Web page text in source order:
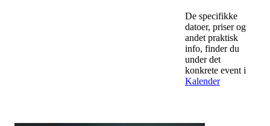
De specifikke
datoer, priser og
andet praktisk
info, finder du
under det
konkrete event i
Kalender